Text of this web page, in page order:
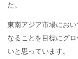
た。
東南アジア市場にお
なることを目標にグ
いと思っています。